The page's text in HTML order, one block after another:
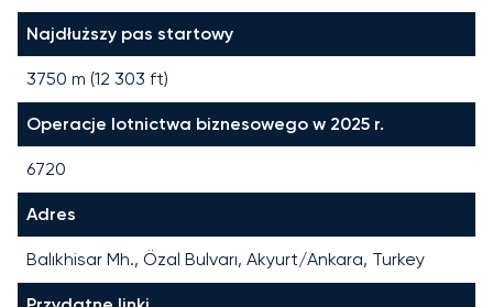
Najdłuższy pas startowy
3750 m (12 303 ft)
Operacje lotnictwa biznesowego w 2025 r.
6720
Adres
Balıkhisar Mh., Özal Bulvarı, Akyurt/Ankara, Turkey